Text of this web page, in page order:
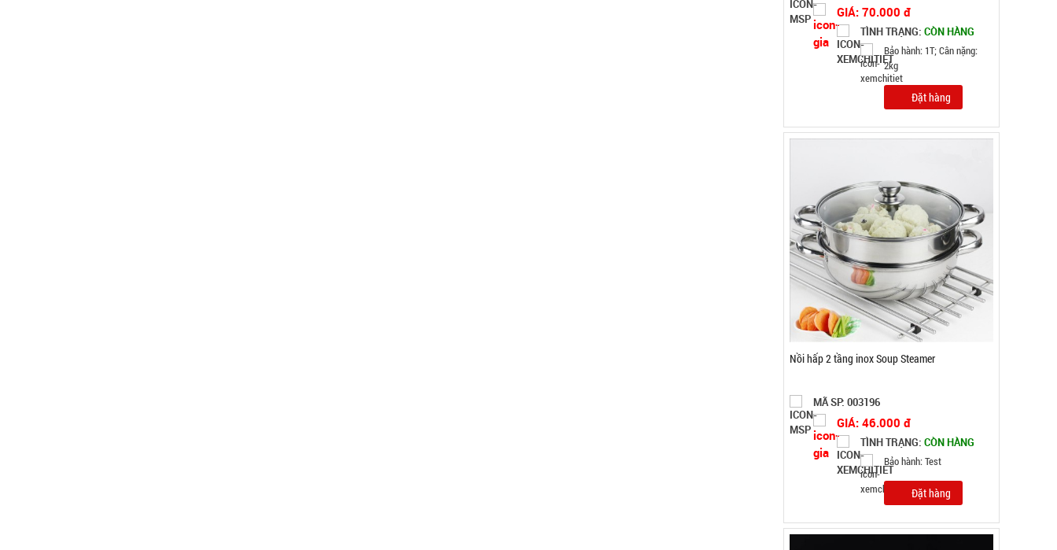
GIÁ: 46.000 đ
TÌNH TRẠNG: CÒN HÀNG
Bảo hành: Test
Đặt hàng
Băng keo Chống Thấm siêu dính 5M - BẢN TO
10CM ( t18, full vat )
GIÁ: 24.000 đ
TÌNH TRẠNG:
Bảo hành: Test
Đặt hàng